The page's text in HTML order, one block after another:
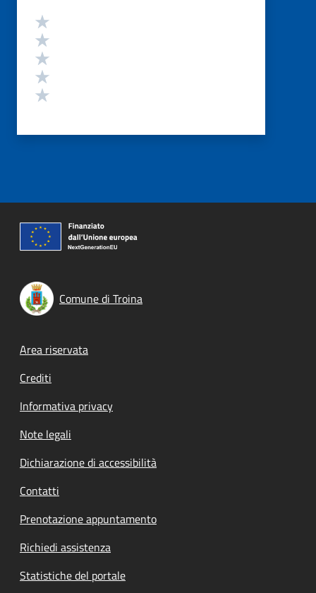
Valutazione
Comune di Troina
Footer menu
Area riservata
Crediti
Informativa privacy
Note legali
Dichiarazione di accessibilità
Contatti
Prenotazione appuntamento
Richiedi assistenza
Statistiche del portale